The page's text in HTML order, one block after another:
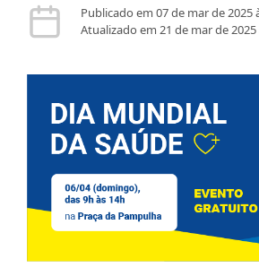
Publicado em 07 de mar de 2025
Atualizado em 21 de mar de 2025